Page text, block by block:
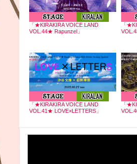
「★KIRAKIRA VOICE LAND
VOL.44★ Rapunzel」
「
「★KIRAKIRA VOICE LAND
VOL.41★ LOVE×LETTERS」
「